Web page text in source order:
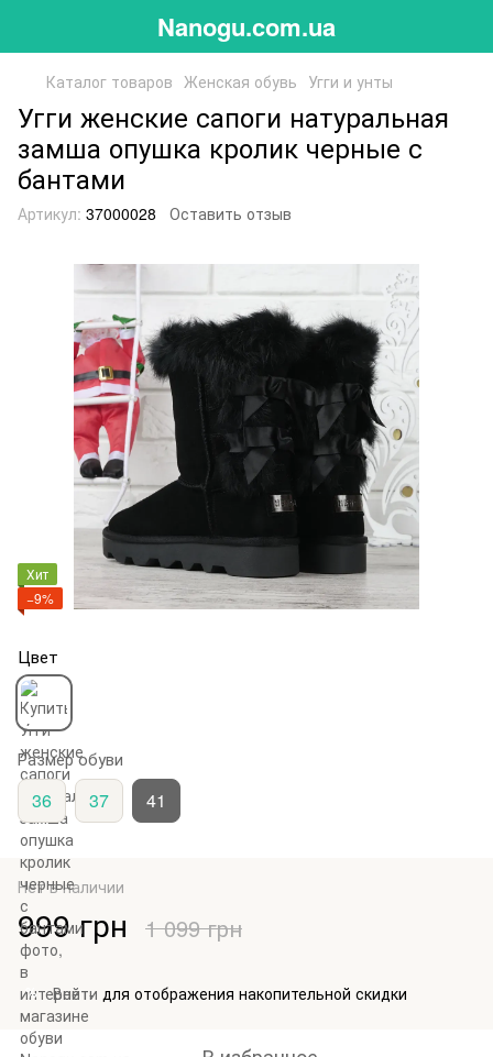
Nanogu.com.ua
Каталог товаров Женская обувь Угги и унты
Угги женские сапоги натуральная
замша опушка кролик черные с
бантами
Артикул: 37000028 Оставить отзыв
Хит
−9%
Цвет
Размер обуви
36 37 41
Нет в наличии
999 грн 1 099 грн
% Войти для отображения накопительной скидки